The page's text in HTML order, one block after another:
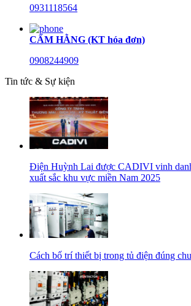
0931118564
CẨM HẰNG (KT hóa đơn)
0908244909
Tin tức & Sự kiện
Điện Huỳnh Lai được CADIVI vinh
xuất sắc khu vực miền Nam 2025
Cách bố trí thiết bị trong tủ điện đúng